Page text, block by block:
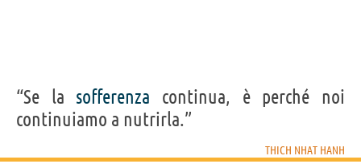
“Se la sofferenza continua, è perché noi
continuiamo a nutrirla.”
THICH NHAT HANH